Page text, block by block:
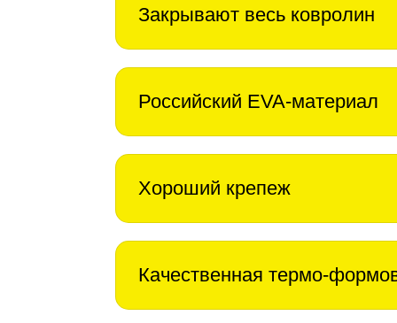
Закрывают весь ковролин
Российский EVA-материал
Хороший крепеж
Качественная термо-